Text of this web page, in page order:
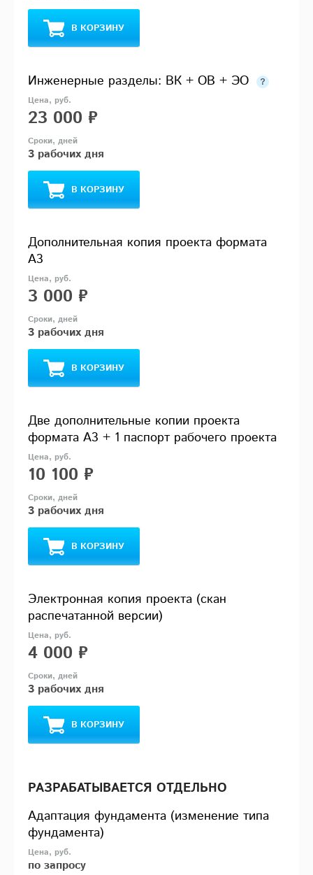
В КОРЗИНУ
Инженерные разделы: ВК + ОВ + ЭО
23 000 ₽
3 рабочих дня
В КОРЗИНУ
Дополнительная копия проекта формата
А3
3 000 ₽
3 рабочих дня
В КОРЗИНУ
Две дополнительные копии проекта
формата А3 + 1 паспорт рабочего проекта
10 100 ₽
3 рабочих дня
В КОРЗИНУ
Электронная копия проекта (скан
распечатанной версии)
4 000 ₽
3 рабочих дня
В КОРЗИНУ
РАЗРАБАТЫВАЕТСЯ ОТДЕЛЬНО
Адаптация фундамента (изменение типа
фундамента)
по запросу